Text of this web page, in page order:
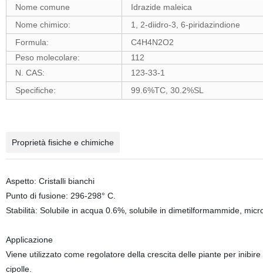
Nome comune
Idrazide maleica
Nome chimico:
1, 2-diidro-3, 6-piridazindione
Formula:
C4H4N2O2
Peso molecolare:
112
N. CAS:
123-33-1
Specifiche:
99.6%TC, 30.2%SL
Proprietà fisiche e chimiche
Aspetto: Cristalli bianchi
Punto di fusione: 296-298° C.
Stabilità: Solubile in acqua 0.6%, solubile in dimetilformammide,
Applicazione
Viene utilizzato come regolatore della crescita delle piante per
cipolle.